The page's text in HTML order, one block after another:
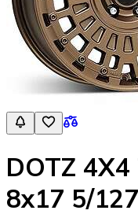
DOTZ
8x17 5/